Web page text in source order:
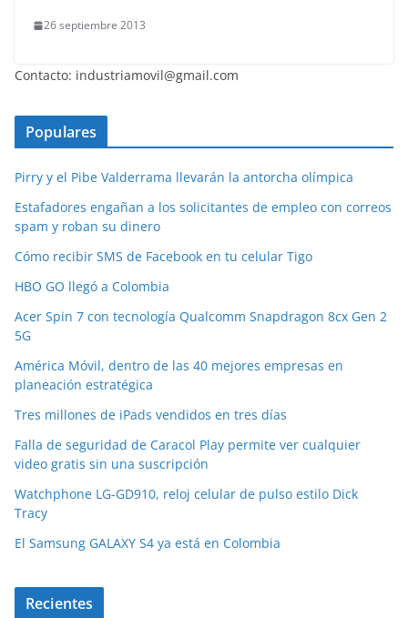
26 septiembre 2013
Contacto: industriamovil@gmail.com
Populares
Pirry y el Pibe Valderrama llevarán la antorcha olímpica
Estafadores engañan a los solicitantes de empleo con correos
spam y roban su dinero
Cómo recibir SMS de Facebook en tu celular Tigo
HBO GO llegó a Colombia
Acer Spin 7 con tecnología Qualcomm Snapdragon 8cx Gen 2
5G
América Móvil, dentro de las 40 mejores empresas en
planeación estratégica
Tres millones de iPads vendidos en tres días
Falla de seguridad de Caracol Play permite ver cualquier
video gratis sin una suscripción
Watchphone LG-GD910, reloj celular de pulso estilo Dick
Tracy
El Samsung GALAXY S4 ya está en Colombia
Recientes